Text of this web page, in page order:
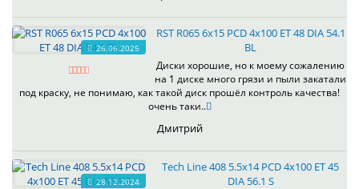
26.06.2025
RST R065 6x15 PCD 4x100 ET 48 DIA 54.1
BL
Диски хорошие, но к моему сожалению
на 1 диске много грязи и пыли закатали
под краску, не понимаю, как такой диск прошёл контроль качества!
очень таки..
Дмитрий
28.12.2024
Tech Line 408 5.5x14 PCD 4x100 ET 45
DIA 56.1 S